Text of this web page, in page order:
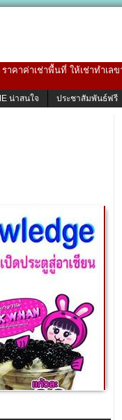
คาค่าเช่าพื้นที่ ให้เช่าทำเ
น่าสนใจ ประชาสัมพันธ์ฟรี